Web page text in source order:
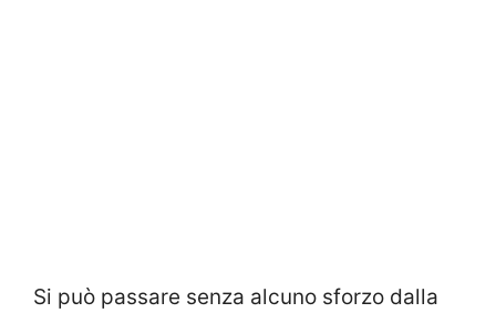
Si può passare senza alcuno sforzo dalla